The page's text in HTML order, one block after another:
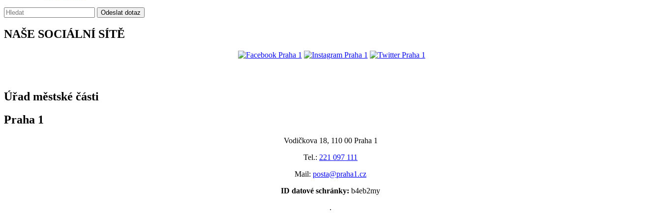
Vyhledávání:
Odeslat dotaz
NAŠE SOCIÁLNÍ SÍTĚ
Úřad městské části
Praha 1
Vodičkova 18, 110 00 Praha 1
Tel.: 221 097 111
Mail: posta@praha1.cz
ID datové schránky: b4eb2my
.